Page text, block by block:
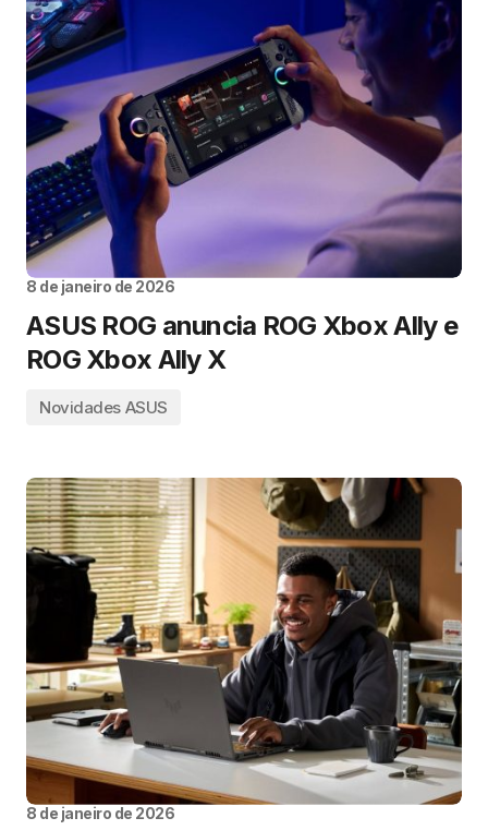
8 de janeiro de 2026
ASUS ROG anuncia ROG Xbox Ally e
ROG Xbox Ally X
Novidades ASUS
8 de janeiro de 2026